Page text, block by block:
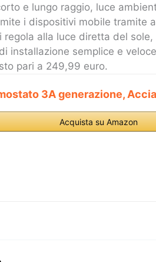
e lungo raggio, luce
i dispositivi mobile tramite
alla luce diretta del sole,
installazione semplice e
pari a 249,99 euro.
3A generazione,
Acquista su Amazon